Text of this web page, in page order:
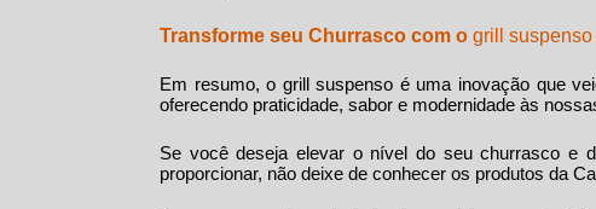
Transforme seu Churrasco com o grill suspenso
Em resumo, o grill suspenso é uma inovação que
oferecendo praticidade, sabor e modernidade às
Se você deseja elevar o nível do seu churrasco e
proporcionar, não deixe de conhecer os produtos da